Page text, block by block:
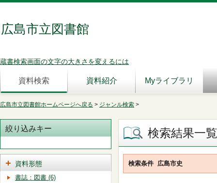
広島市立図書館
蔵書検索画面の文字の大きさを変えるには
資料検索 資料紹介 Myライブラリ
広島市立図書館ホームページへ戻る > ジャンル検索 >
検索結果一覧
検索条件 広島市史
絞り込みキー
資料形態
書誌：図書 (6)